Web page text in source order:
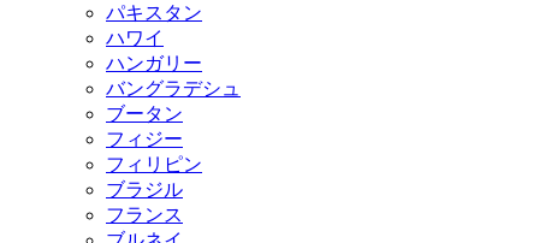
パキスタン
ハワイ
ハンガリー
バングラデシュ
ブータン
フィジー
フィリピン
ブラジル
フランス